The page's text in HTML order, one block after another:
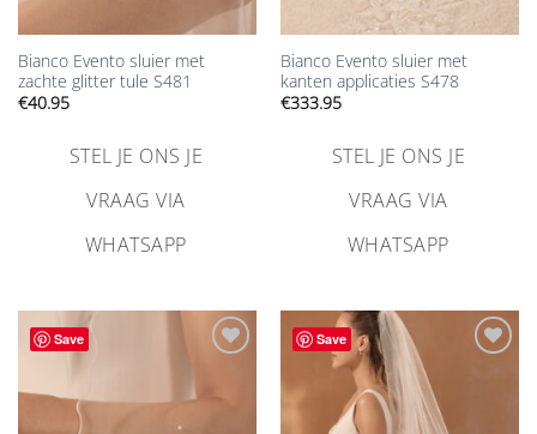
Bianco Evento sluier met
zachte glitter tule S481
€40.95
STEL JE ONS JE
VRAAG VIA
WHATSAPP
Bianco Evento sluier met
kanten applicaties S478
€333.95
STEL JE ONS JE
VRAAG VIA
WHATSAPP
Save
verlanglijst
toevoegen
Save
toevoegen